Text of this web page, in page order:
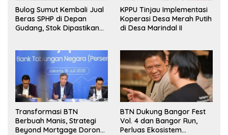
Bulog Sumut Kembali Jual
Beras SPHP di Depan
Gudang, Stok Dipastikan
KPPU Tinjau Implementasi
Koperasi Desa Merah Putih
di Desa Marindal II
Transformasi BTN
Berbuah Manis, Strategi
Beyond Mortgage Dorong
BTN Dukung Bangor Fest
Vol. 4 dan Bangor Run,
Perluas Ekosistem